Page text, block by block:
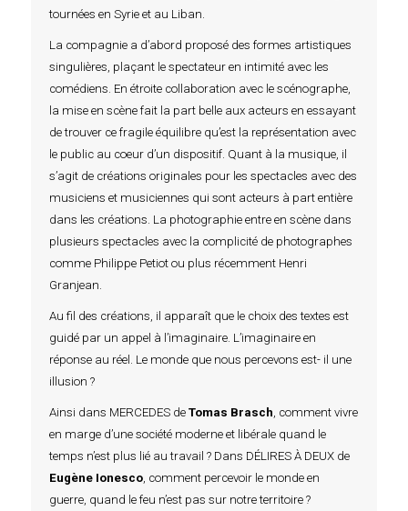
tournées en Syrie et au Liban.
La compagnie a d’abord proposé des formes artistiques
singulières, plaçant le spectateur en intimité avec les
comédiens. En étroite collaboration avec le scénographe,
la mise en scène fait la part belle aux acteurs en essayant
de trouver ce fragile équilibre qu’est la représentation avec
le public au coeur d’un dispositif. Quant à la musique, il
s’agit de créations originales pour les spectacles avec des
musiciens et musiciennes qui sont acteurs à part entière
dans les créations. La photographie entre en scène dans
plusieurs spectacles avec la complicité de photographes
comme Philippe Petiot ou plus récemment Henri
Granjean.
Au fil des créations, il apparaît que le choix des textes est
guidé par un appel à l’imaginaire. L’imaginaire en
réponse au réel. Le monde que nous percevons est- il une
illusion ?
Ainsi dans MERCEDES de Tomas Brasch, comment vivre
en marge d’une société moderne et libérale quand le
temps n’est plus lié au travail ? Dans DÉLIRES À DEUX de
Eugène Ionesco, comment percevoir le monde en
guerre, quand le feu n’est pas sur notre territoire ?